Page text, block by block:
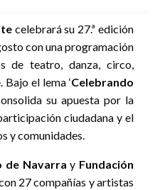
celebrará su 27.ª edición
con una programación
de teatro, danza, circo,
el lema ‘Celebrando
su apuesta por la
ciudadana y el
y comunidades.
de Navarra y Fundación
27 compañías y artistas